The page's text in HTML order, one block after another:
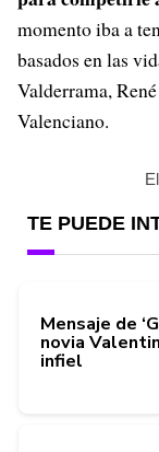
momento iba a
basados en las
Valderrama,
Valenciano.
TE PUEDE
Mensaje de
novia
infiel